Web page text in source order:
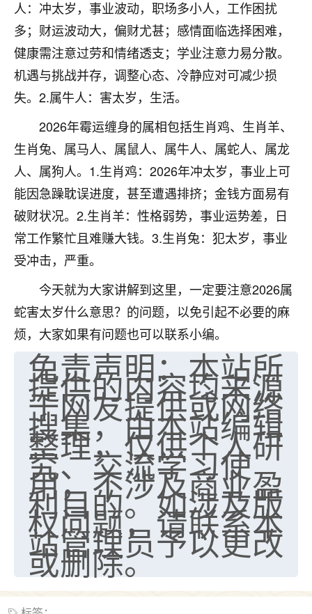
人：冲太岁，事业波动，职场多小人，工作困扰
多；财运波动大，偏财尤甚；感情面临选择困难，
健康需注意过劳和情绪透支；学业注意力易分散。
机遇与挑战并存，调整心态、冷静应对可减少损
失。2.属牛人：害太岁，生活。
2026年霉运缠身的属相包括生肖鸡、生肖羊、
生肖兔、属马人、属鼠人、属牛人、属蛇人、属龙
人、属狗人。1.生肖鸡：2026年冲太岁，事业上可
能因急躁耽误进度，甚至遭遇排挤；金钱方面易有
破财状况。2.生肖羊：性格弱势，事业运势差，日
常工作繁忙且难赚大钱。3.生肖兔：犯太岁，事业
受冲击，严重。
今天就为大家讲解到这里，一定要注意2026属
蛇害太岁什么意思？的问题，以免引起不必要的麻
烦，大家如果有问题也可以联系小编。
免责声明：本站所
提供的内容均来源
于网友提供或网络
搜集，由本站编辑
整理，仅供个人研
究、交流学习使
用，不涉及商业盈
利目的。如涉及版
权问题，请联系本
站管理员予以更改
或删除。
七零老顽童：我母亲前年离世，刚开始我经常
做梦梦见她，后来也是朋友介绍，找到慧来老
师，安排了超度法事，做梦再也没有梦到过
了，一开始是半信半疑的，图个心安，给亡母
超度，现在看来，人不信也不行。
2天前 来自云南
优秀的张同学
老师收徒吗？？我对这些很感兴趣
2天前 来自山西 15